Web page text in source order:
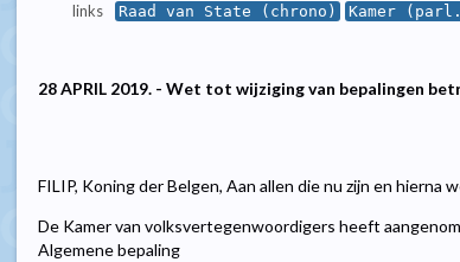
links Raad van State (chrono) Kamer
28 APRIL 2019. - Wet tot wijziging van bepalingen
FILIP, Koning der Belgen, Aan allen die nu zijn en hierna
De Kamer van volksvertegenwoordigers heeft
Algemene bepaling